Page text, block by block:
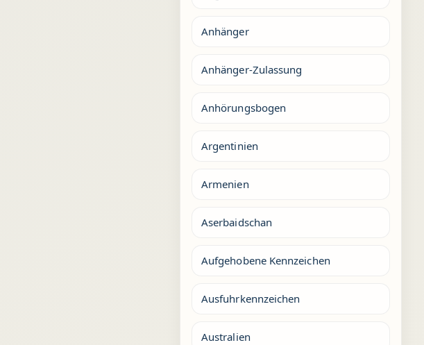
Anhänger
Anhänger-Zulassung
Anhörungsbogen
Argentinien
Armenien
Aserbaidschan
Aufgehobene Kennzeichen
Ausfuhrkennzeichen
Australien